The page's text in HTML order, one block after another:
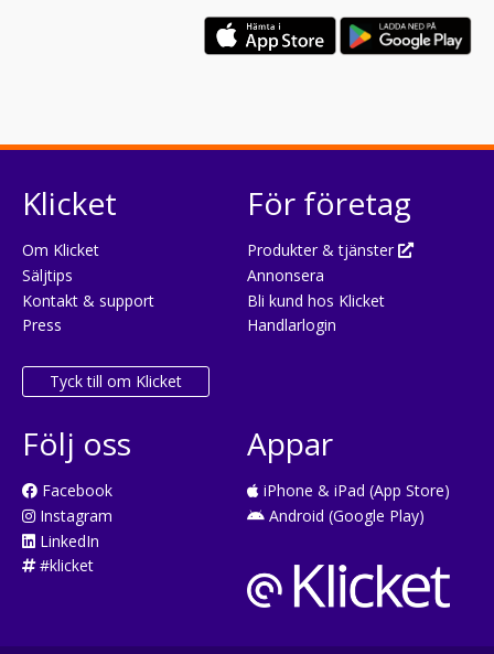
Klicket
Om Klicket
Säljtips
Kontakt & support
Press
Tyck till om Klicket
För företag
Produkter & tjänster
Annonsera
Bli kund hos Klicket
Handlarlogin
Följ oss
Facebook
Instagram
LinkedIn
#klicket
Appar
iPhone & iPad (App Store)
Android (Google Play)